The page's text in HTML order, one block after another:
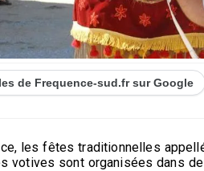
de Frequence-sud.fr sur Google
les fêtes traditionnelles
sont organisées dans de